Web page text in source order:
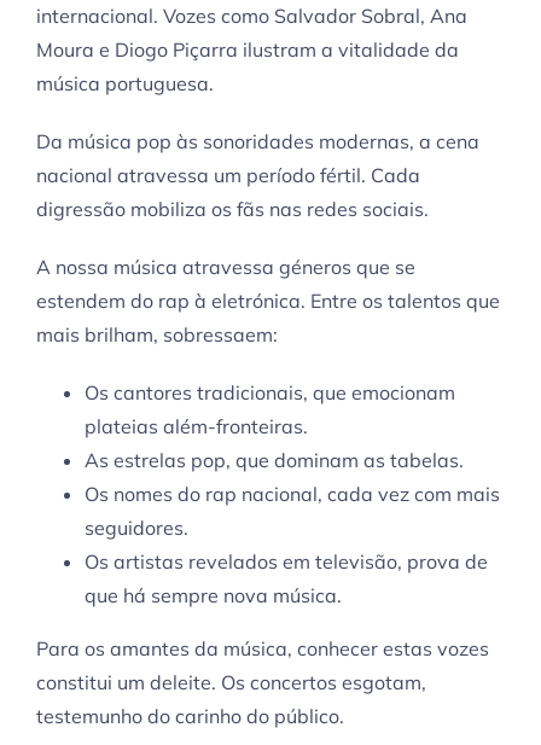
internacional. Vozes como Salvador Sobral, Ana
Moura e Diogo Piçarra ilustram a vitalidade da
música portuguesa.
Da música pop às sonoridades modernas, a cena
nacional atravessa um período fértil. Cada
digressão mobiliza os fãs nas redes sociais.
A nossa música atravessa géneros que se
estendem do rap à eletrónica. Entre os talentos que
mais brilham, sobressaem:
Os cantores tradicionais, que emocionam
plateias além-fronteiras.
As estrelas pop, que dominam as tabelas.
Os nomes do rap nacional, cada vez com mais
seguidores.
Os artistas revelados em televisão, prova de
que há sempre nova música.
Para os amantes da música, conhecer estas vozes
constitui um deleite. Os concertos esgotam,
testemunho do carinho do público.